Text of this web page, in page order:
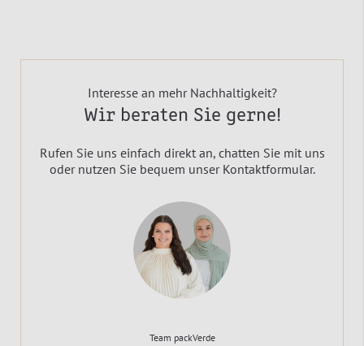
Interesse an mehr Nachhaltigkeit?
Wir beraten Sie gerne!
Rufen Sie uns einfach direkt an, chatten Sie mit uns
oder nutzen Sie bequem unser Kontaktformular.
Team packVerde